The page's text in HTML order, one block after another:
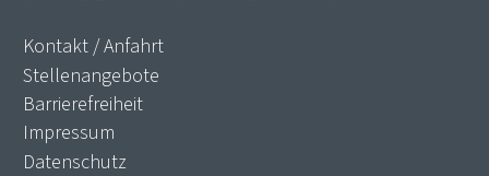
Kontakt / Anfahrt
Stellenangebote
Barrierefreiheit
Impressum
Datenschutz